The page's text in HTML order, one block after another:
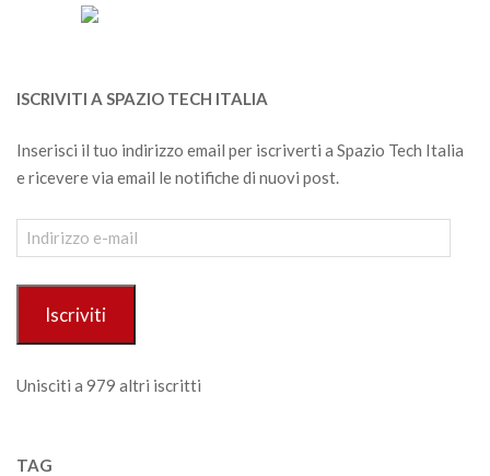
ISCRIVITI A SPAZIO TECH ITALIA
Inserisci il tuo indirizzo email per iscriverti a Spazio Tech Italia
e ricevere via email le notifiche di nuovi post.
Indirizzo
e-
Iscriviti
Unisciti a 979 altri iscritti
TAG